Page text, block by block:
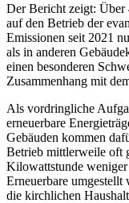
Der Bericht zeigt: Über
auf den Betrieb der
Emissionen seit 2021
als in anderen
einen besonderen
Zusammenhang mit
Als vordringliche
erneuerbare
Gebäuden kommen
Betrieb mittlerweile oft
Kilowattstunde
Erneuerbare
die kirchlichen